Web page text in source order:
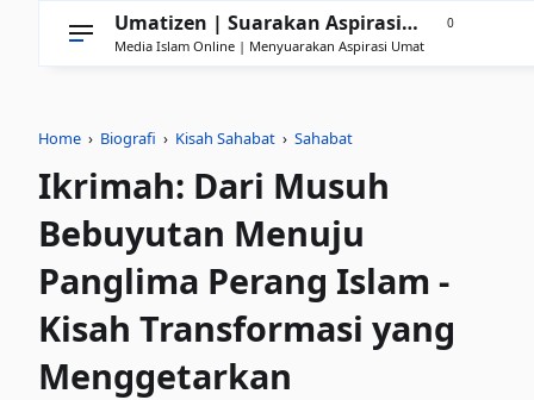
Umatizen | Suarakan Aspirasi
Umat
Media Islam Online | Menyuarakan Aspirasi Umat
0
Home › Biografi › Kisah Sahabat ›Sahabat
Ikrimah: Dari Musuh
Bebuyutan Menuju
Panglima Perang Islam -
Kisah Transformasi yang
Menggetarkan